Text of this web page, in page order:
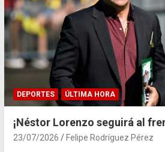
DEPORTES ÚLTIMA HORA
¡Néstor Lorenzo seguirá al
23/07/2026 Felipe Rodríguez Pérez